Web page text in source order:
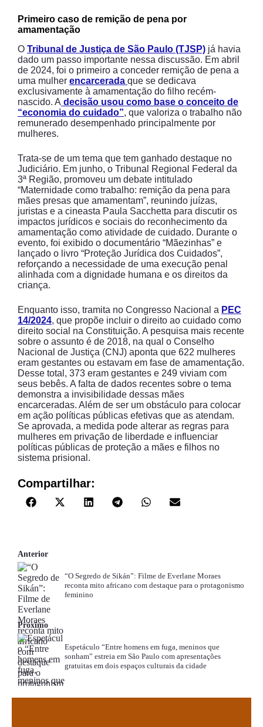
Primeiro caso de remição de pena por
amamentação
O Tribunal de Justiça de São Paulo (TJSP) já havia
dado um passo importante nessa discussão. Em abril
de 2024, foi o primeiro a conceder remição de pena a
uma mulher encarcerada que se dedicava
exclusivamente à amamentação do filho recém-
nascido. A decisão usou como base o conceito de
“economia do cuidado”, que valoriza o trabalho não
remunerado desempenhado principalmente por
mulheres.
Trata-se de um tema que tem ganhado destaque no
Judiciário. Em junho, o Tribunal Regional Federal da
3ª Região, promoveu um debate intitulado
“Maternidade como trabalho: remição da pena para
mães presas que amamentam”, reunindo juízas,
juristas e a cineasta Paula Sacchetta para discutir os
impactos jurídicos e sociais do reconhecimento da
amamentação como atividade de cuidado. Durante o
evento, foi exibido o documentário “Mãezinhas” e
lançado o livro “Proteção Jurídica dos Cuidados”,
reforçando a necessidade de uma execução penal
alinhada com a dignidade humana e os direitos da
criança.
Enquanto isso, tramita no Congresso Nacional a PEC
14/2024, que propõe incluir o direito ao cuidado como
direito social na Constituição. A pesquisa mais recente
sobre o assunto é de 2018, na qual o Conselho
Nacional de Justiça (CNJ) aponta que 622 mulheres
eram gestantes ou estavam em fase de amamentação.
Desse total, 373 eram gestantes e 249 viviam com
seus bebês. A falta de dados recentes sobre o tema
demonstra a invisibilidade dessas mães
encarceradas. Além de ser um obstáculo para colocar
em ação políticas públicas efetivas que as atendam.
Se aprovada, a medida pode alterar as regras para
mulheres em privação de liberdade e influenciar
políticas públicas de proteção a mães e filhos no
sistema prisional.
Compartilhar:
Anterior
“O Segredo de Sikán”: Filme de Everlane Moraes
reconta mito africano com destaque para o protagonismo
feminino
Próximo
Espetáculo “Entre homens em fuga, meninos que
sonham” estreia em São Paulo com apresentações
gratuitas em dois espaços culturais da cidade